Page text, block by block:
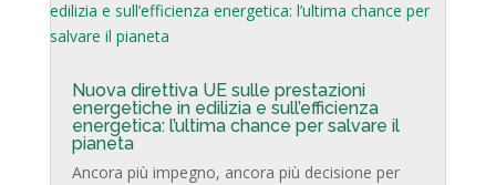
Nuova direttiva UE sulle prestazioni
energetiche in edilizia e sull’efficienza
energetica: l’ultima chance per salvare il
pianeta
Ancora più impegno, ancora più decisione per